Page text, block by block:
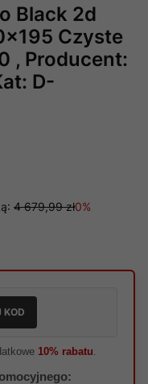
Black 2d
Czyste
, Producent:
D-
4 679,99 zł0%
KOD
10% rabatu